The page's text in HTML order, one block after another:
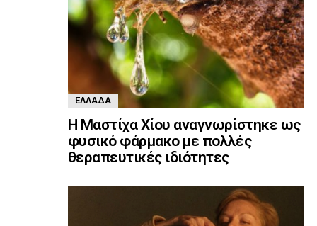
ΕΛΛΆΔΑ
Η Μαστίχα Χίου αναγνωρίστηκε ως
φυσικό φάρμακο με πολλές
θεραπευτικές ιδιότητες